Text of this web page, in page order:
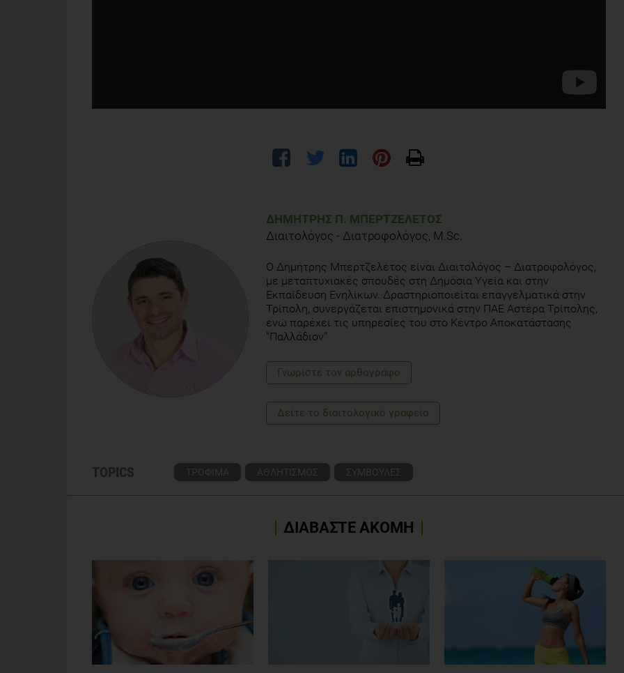
ΔΗΜΉΤΡΗΣ Π. ΜΠΕΡΤΖΕΛΈΤΟΣ
Διαιτολόγος - Διατροφολόγος, M.Sc.
Ο Δημήτρης Μπερτζελέτος είναι Διαιτολόγος – Διατροφολόγος,
με μεταπτυχιακές σπουδές στη Δημόσια Υγεία και στην
Εκπαίδευση Ενηλίκων. Δραστηριοποιείται επαγγελματικά στην
Τρίπολη, συνεργάζεται επιστημονικά στην ΠΑΕ Αστέρα Τρίπολης,
ενώ παρέχει τις υπηρεσίες του στο Κέντρο Αποκατάστασης
"Παλλάδιον"
Γνωρίστε τoν αρθογράφο
Δείτε το διαιτολογικό γραφείο
TOPICS ΤΡΟΦΙΜΑ ΑΘΛΗΤΙΣΜΟΣ ΣΥΜΒΟΥΛΕΣ
ΔΙΑΒΑΣΤΕ ΑΚΟΜΗ